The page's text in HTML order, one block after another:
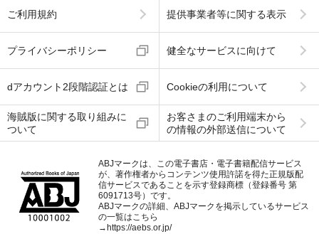
ご利用規約 提供事業者等に関する表示
プライバシーポリシー 健全なサービスに向けて
dアカウント2段階認証とは Cookieの利用について
海賊版に関する取り組みに
ついて
お客さまのご利用端末から
の情報の外部送信について
ABJマークは、この電子書店・電子書籍配信サービス
が、著作権者からコンテンツ使用許諾を得た正規版配
信サービスであることを示す登録商標（登録番号 第
6091713号）です。
ABJマークの詳細、ABJマークを掲示しているサービス
の一覧はこちら
→ https://aebs.or.jp/